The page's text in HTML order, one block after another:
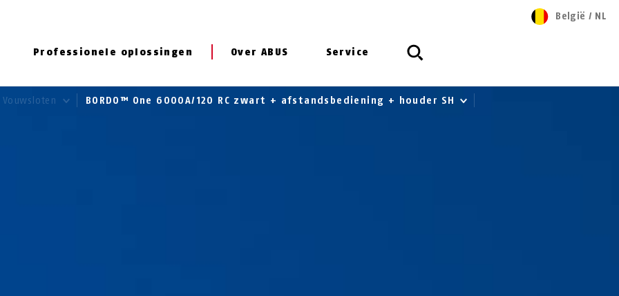
Professionele oplossingen Over ABUS Service
België / NL
Vouwsloten BORDO™ One 6000A/120 RC zwart + afstandsbediening + houder SH